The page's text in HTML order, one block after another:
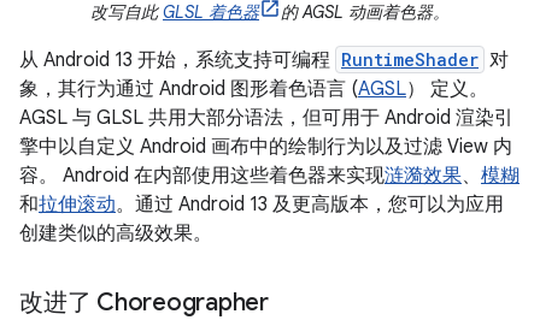
改写自此GLSL 着色器 的 AGSL 动画着色器。
从 Android 13 开始，系统支持可编程 RuntimeShader 对
象，其行为通过 Android 图形着色语言 (AGSL） 定义。
AGSL 与 GLSL 共用大部分语法，但可用于 Android 渲染引
擎中以自定义 Android 画布中的绘制行为以及过滤 View 内
容。 Android 在内部使用这些着色器来实现涟漪效果、 模糊
和拉伸滚动。通过 Android 13 及更高版本，您可以为应用
创建类似的高级效果。
改进了 Choreographer